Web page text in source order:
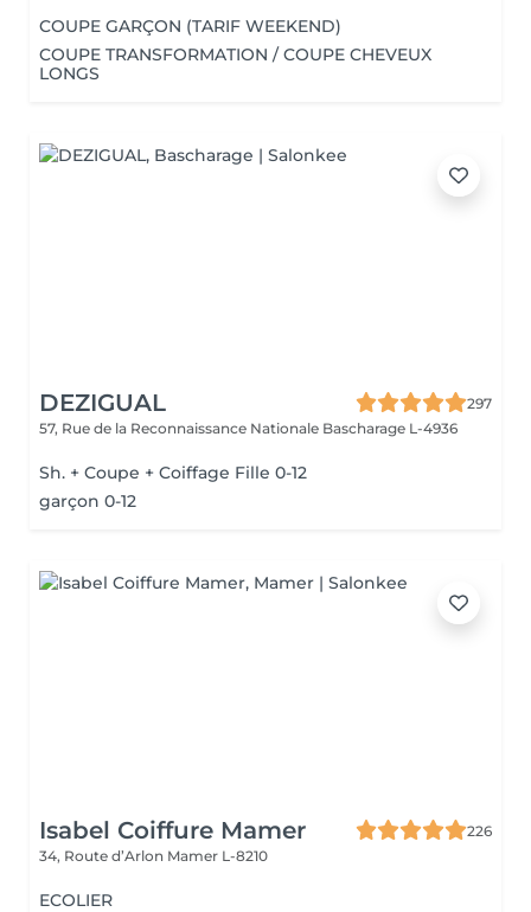
COUPE GARÇON (TARIF WEEKEND)
COUPE TRANSFORMATION / COUPE CHEVEUX
LONGS
DEZIGUAL
297
57, Rue de la Reconnaissance Nationale Bascharage L-4936
Sh. + Coupe + Coiffage Fille 0-12
garçon 0-12
Isabel Coiffure Mamer
226
34, Route d’Arlon Mamer L-8210
ECOLIER